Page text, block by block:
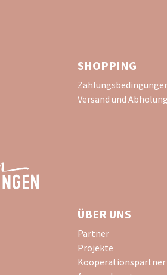
SHOPPING
Versand und Abholung
ÜBER UNS
Partner
Projekte
Kooperationspartner